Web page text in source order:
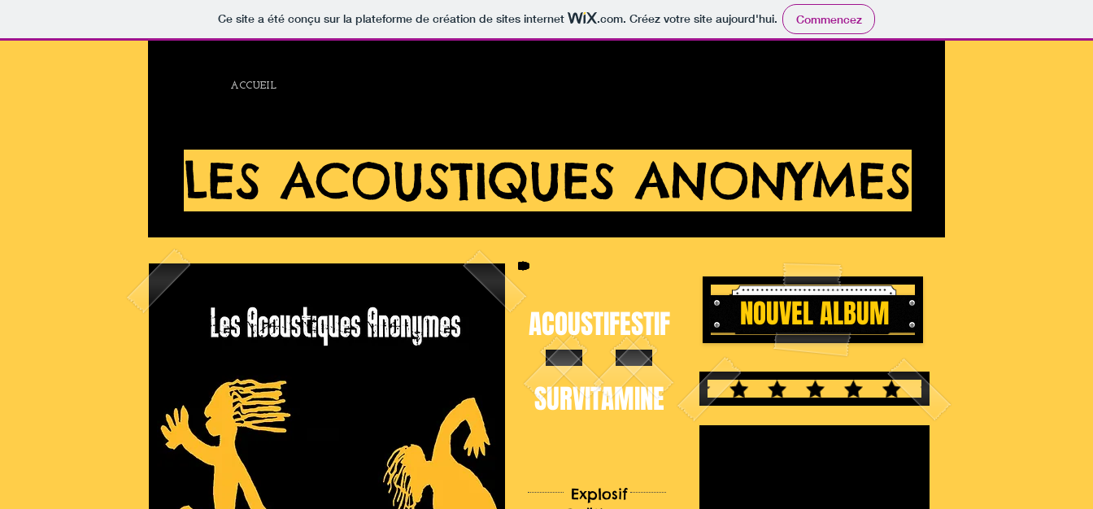
Ce site a été conçu sur la plateforme de création de sites internet .com. Créez votre site aujourd'hui. Commencez
ACCUEIL
LES ACOUSTIQUES ANONYMES
ACOUSTIFESTIF
SURVITAMINE
Explosif
NOUVEL ALBUM